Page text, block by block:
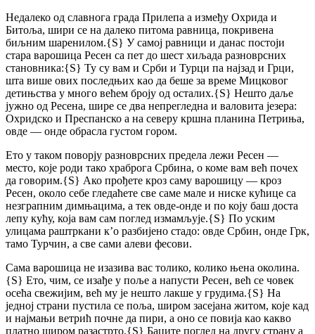
Недалеко од славнога града Прилепа а између Охрида и
Битоља, шири се на далеко питома равница, покривена
биљним шаренилом.{S} У самој равници и данас постоји
стара варошица Ресен са пет до шест хиљада разноврсних
становника:{S} Ту су вам и Срби и Турци па најзад и Грци,
шта више ових последњих као да беше за време Мицковог
детињства у много већем броју од осталих.{S} Нешто даље
јужно од Ресена, шире се два непрегледна и валовита језера:
Охридско и Преспанско а на северу кршна планина Петриња,
овде — онде обрасла густом гором.
Ето у таком поворју разноврсних предела лежи Ресен —
место, које роди тако храброга Србина, о коме вам већ почех
да говорим.{S} Ако прођете кроз саму варошицу — кроз
Ресен, около себе гледаћете све саме мале и ниске кућице са
незграпним димњацима, а тек овде-онде и по коју баш доста
лепу кућу, која вам сам поглед измамљује.{S} По уским
улицама раштркани к’о разбијено стадо: овде Србин, онде Грк,
тамо Турчин, а све сами алеви фесови.
Сама варошица не изазива вас толико, колико њена околина.
{S} Ето, чим, се изађе у поље а напусти Ресен, већ се човек
осећа свежијим, већ му је нешто лакше у грудима.{S} На
једној страни пустила се поља, широм засејана житом, које кад
и најмањи ветрић почне да пири, а оно се повија као какво
платно широм разастрто.{S} Баците поглед на другу страну а